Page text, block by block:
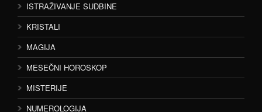
ISTRAŽIVANJE SUDBINE
KRISTALI
MAGIJA
MESEČNI HOROSKOP
MISTERIJE
NUMEROLOGIJA